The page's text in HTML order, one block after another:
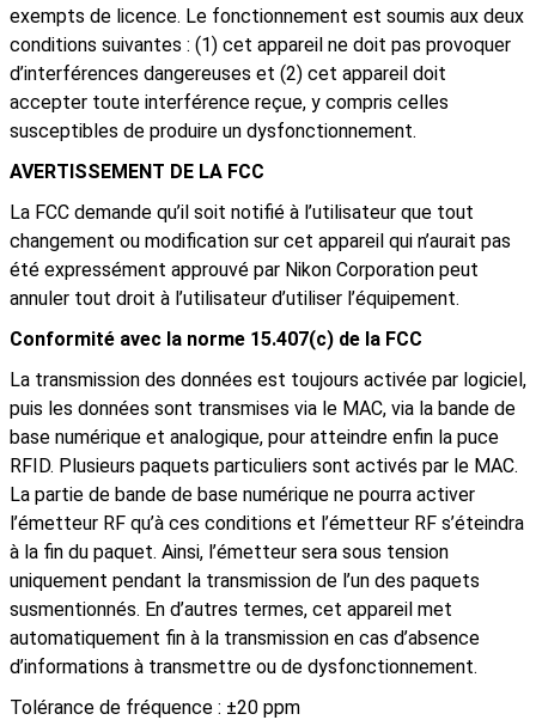
exempts de licence. Le fonctionnement est soumis aux deux
conditions suivantes : (1) cet appareil ne doit pas provoquer
d’interférences dangereuses et (2) cet appareil doit
accepter toute interférence reçue, y compris celles
susceptibles de produire un dysfonctionnement.
AVERTISSEMENT DE LA FCC
La FCC demande qu’il soit notifié à l’utilisateur que tout
changement ou modification sur cet appareil qui n’aurait pas
été expressément approuvé par Nikon Corporation peut
annuler tout droit à l’utilisateur d’utiliser l’équipement.
Conformité avec la norme 15.407(c) de la FCC
La transmission des données est toujours activée par logiciel,
puis les données sont transmises via le MAC, via la bande de
base numérique et analogique, pour atteindre enfin la puce
RFID. Plusieurs paquets particuliers sont activés par le MAC.
La partie de bande de base numérique ne pourra activer
l’émetteur RF qu’à ces conditions et l’émetteur RF s’éteindra
à la fin du paquet. Ainsi, l’émetteur sera sous tension
uniquement pendant la transmission de l’un des paquets
susmentionnés. En d’autres termes, cet appareil met
automatiquement fin à la transmission en cas d’absence
d’informations à transmettre ou de dysfonctionnement.
Tolérance de fréquence : ±20 ppm